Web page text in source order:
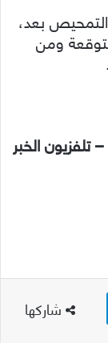
بعد،
ومن
تلفزيون الخبر
شاركها